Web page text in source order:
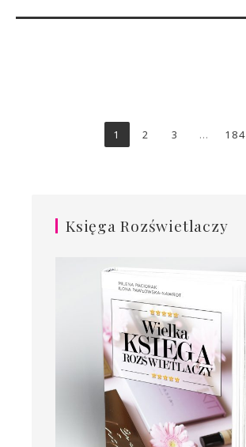
1 2 3 … 184
Księga Rozświetlaczy